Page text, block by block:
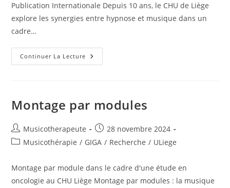
Publication Internationale Depuis 10 ans, le CHU de Liège
explore les synergies entre hypnose et musique dans un
cadre…
Continuer La Lecture CHU
Liège
Collaboration
Montage par modules
Auteur/autrice
de
Musicotherapeute
Publication
publiée :
28 novembre 2024
PostMusicothérapie / GIGA / Recherche / ULiege
Montage par module dans le cadre d'une étude en
oncologie au CHU Liège Montage par modules : la musique